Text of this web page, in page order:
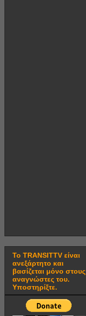
Το TRANSITTV είναι
ανεξάρτητο και
βασίζεται μόνο στους
αναγνώστες του.
Υποστηρίξτε.